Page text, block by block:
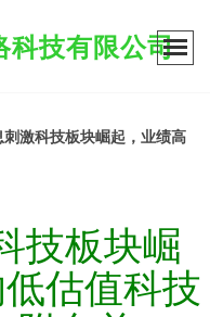
科技有限公司
刺激科技板块崛起，业绩高
技板块崛
估值科技